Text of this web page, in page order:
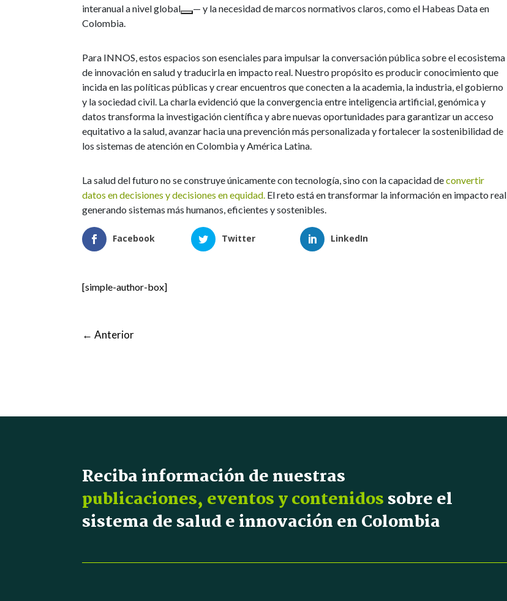
interanual a nivel global
— y la necesidad de marcos normativos claros, como el Habeas Data en
Colombia.
Para INNOS, estos espacios son esenciales para impulsar la conversación pública sobre el ecosistema
de innovación en salud y traducirla en impacto real. Nuestro propósito es producir conocimiento que
incida en las políticas públicas y crear encuentros que conecten a la academia, la industria, el gobierno
y la sociedad civil. La charla evidenció que la convergencia entre inteligencia artificial, genómica y
datos transforma la investigación científica y abre nuevas oportunidades para garantizar un acceso
equitativo a la salud, avanzar hacia una prevención más personalizada y fortalecer la sostenibilidad de
los sistemas de atención en Colombia y América Latina.
La salud del futuro no se construye únicamente con tecnología, sino con la capacidad deconvertir
datos en decisiones y decisiones en equidad. El reto está en transformar la información en impacto real,
generando sistemas más humanos, eficientes y sostenibles.
Facebook Twitter LinkedIn
[simple-author-box]
←Anterior
Reciba información de nuestras
publicaciones, eventos y contenidossobre el
sistema de salud e innovación en Colombia